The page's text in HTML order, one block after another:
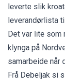
leverte slik
leverandørlista
Det var lite som
klynga på
samarbeide når
Frå Debeljak si